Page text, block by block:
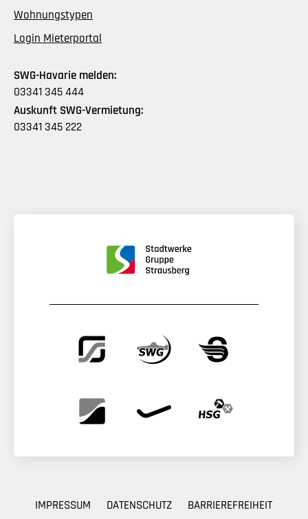
Wohnungstypen
Login Mieterportal
SWG-Havarie melden:
03341 345 444
Auskunft SWG-Vermietung:
03341 345 222
IMPRESSUM DATENSCHUTZ BARRIEREFREIHEIT